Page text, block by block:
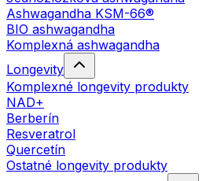
Ashwagandha KSM-66®
BIO ashwagandha
Komplexná ashwagandha
Longevity
Komplexné longevity produkty
NAD+
Berberín
Resveratrol
Quercetín
Ostatné longevity produkty